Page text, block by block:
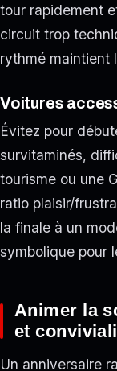
tour rapidement
circuit trop
rythmé maintient
Voitures
Évitez pour
survitaminés,
tourisme ou une
ratio plaisir/
la finale à un
symbolique pour
Animer la
et
Un anniversaire